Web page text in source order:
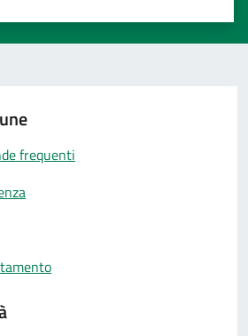
5 stelle su 5
su 5
su 5
5
frequenti